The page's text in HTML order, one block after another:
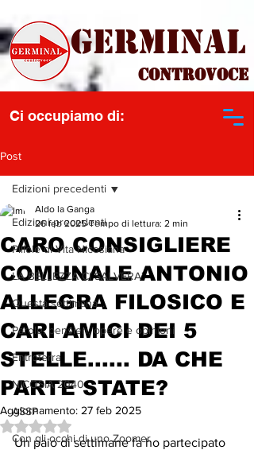
Controvoce
Ci occupiamo di:
Germinal
Post
Edizioni precedenti
Pillole di Vita Nicosiana
LA BELLEZZA CI SALVERA'
Questa settimana...
Parole, pensieri, opere e opinioni
Entroterra
NICOSIA 2040
ASSP
Con gli occhi di uno Zoomer
Edizioni precedenti
CARO CONSIGLIERE
COMUNALE ANTONIO
ALLEGRA FILOSICO E
CARI AMICI DEI 5
STELLE...... DA CHE
PARTE STATE?
Aldo la Ganga
26 feb 2025 Tempo di lettura: 2 min
Aggiornamento: 27 feb 2025
Valutazione NaN stelle su 5.
Un paio di settimane fa ho partecipato